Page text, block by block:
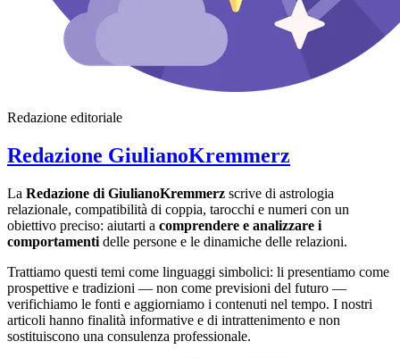
Redazione editoriale
Redazione GiulianoKremmerz
La Redazione di GiulianoKremmerz scrive di astrologia
relazionale, compatibilità di coppia, tarocchi e numeri con un
obiettivo preciso: aiutarti a comprendere e analizzare i
comportamenti delle persone e le dinamiche delle relazioni.
Trattiamo questi temi come linguaggi simbolici: li presentiamo come
prospettive e tradizioni — non come previsioni del futuro —
verifichiamo le fonti e aggiorniamo i contenuti nel tempo. I nostri
articoli hanno finalità informative e di intrattenimento e non
sostituiscono una consulenza professionale.